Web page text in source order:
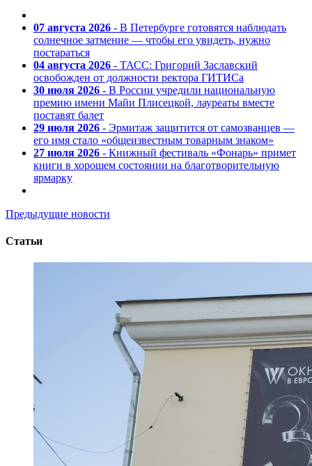
07 августа 2026 - В Петербурге готовятся наблюдать
солнечное затмение — чтобы его увидеть, нужно
постараться
04 августа 2026 - ТАСС: Григорий Заславский
освобожден от должности ректора ГИТИСа
30 июля 2026 - В России учредили национальную
премию имени Майи Плисецкой, лауреаты вместе
поставят балет
29 июля 2026 - Эрмитаж защитится от самозванцев —
его имя стало «общеизвестным товарным знаком»
27 июля 2026 - Книжный фестиваль «Фонарь» примет
книги в хорошем состоянии на благотворительную
ярмарку
Предыдущие новости
Статьи